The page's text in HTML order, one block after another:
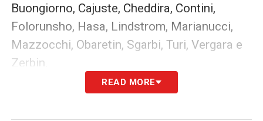
Buongiorno, Cajuste, Cheddira, Contini,
Folorunsho, Hasa, Lindstrom, Marianucci,
Mazzocchi, Obaretin, Sgarbi, Turi, Vergara e
Zerbin.
L’unico assente è stato Victor Osimhen,
READ MORE